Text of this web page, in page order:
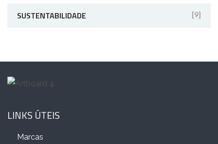
SUSTENTABILIDADE [9]
LINKS ÚTEIS
Marcas